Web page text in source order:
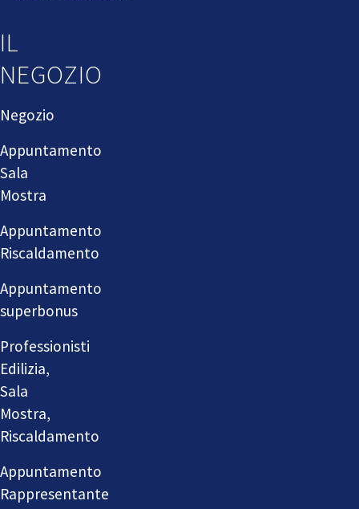
IL
NEGOZIO
Negozio
Appuntamento
Sala
Mostra
Appuntamento
Riscaldamento
Appuntamento
superbonus
Professionisti
Edilizia,
Sala
Mostra,
Riscaldamento
Appuntamento
Rappresentante